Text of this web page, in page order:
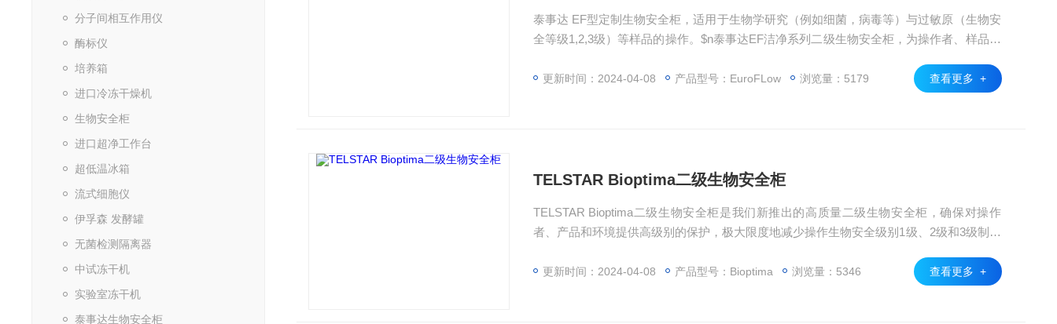
分子间相互作用仪
酶标仪
培养箱
进口冷冻干燥机
生物安全柜
进口超净工作台
超低温冰箱
流式细胞仪
伊孚森 发酵罐
无菌检测隔离器
中试冻干机
实验室冻干机
泰事达生物安全柜
泰事达 EF型定制生物安全柜，适用于生物学研究（例如细菌，病毒等）与过敏原（生物安
全等级1,2,3级）等样品的操作。$n泰事达EF洁净系列二级生物安全柜，为操作者、样品及
度。$n此系列定制安全柜是根据高品质，高级别生物安全，高度灵活，符合人体工学以及
更新时间：2024-04-08 产品型号：EuroFLow 浏览量：5179 查看更多 +
TELSTAR Bioptima二级生物安全柜
TELSTAR Bioptima二级生物安全柜是我们新推出的高质量二级生物安全柜，确保对操作
者、产品和环境提供高级别的保护，极大限度地减少操作生物安全级别1级、2级和3级制剂
满足了低能耗和低噪音水平等客户要求。
更新时间：2024-04-08 产品型号：Bioptima 浏览量：5346 查看更多 +